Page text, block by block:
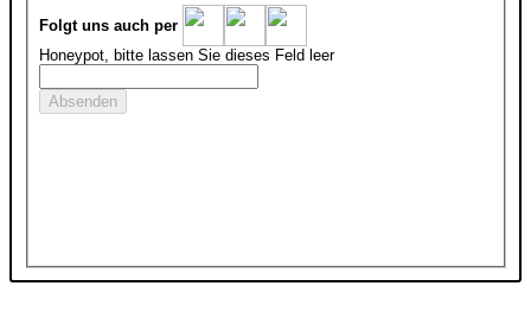
Folgt uns auch per
Honeypot, bitte lassen Sie dieses Feld leer